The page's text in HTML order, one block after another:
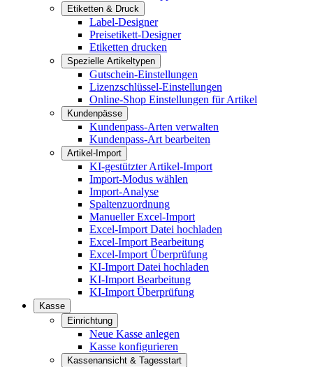
Etiketten & Druck
Label-Designer
Preisetikett-Designer
Etiketten drucken
Spezielle Artikeltypen
Gutschein-Einstellungen
Lizenzschlüssel-Einstellungen
Online-Shop Einstellungen für Artikel
Kundenpässe
Kundenpass-Arten verwalten
Kundenpass-Art bearbeiten
Artikel-Import
KI-gestützter Artikel-Import
Import-Modus wählen
Import-Analyse
Spaltenzuordnung
Manueller Excel-Import
Excel-Import Datei hochladen
Excel-Import Bearbeitung
Excel-Import Überprüfung
KI-Import Datei hochladen
KI-Import Bearbeitung
KI-Import Überprüfung
Kasse
Einrichtung
Neue Kasse anlegen
Kasse konfigurieren
Kassenansicht & Tagesstart